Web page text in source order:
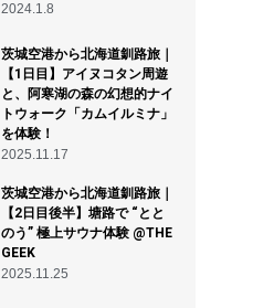
2024.1.8
茨城空港から北海道釧路旅｜
【1日目】アイヌコタン周遊
と、阿寒湖の森の幻想的ナイ
トウォーク「カムイルミナ」
を体験！
2025.11.17
茨城空港から北海道釧路旅｜
【2日目後半】塘路で “とと
のう” 極上サウナ体験 @THE
GEEK
2025.11.25